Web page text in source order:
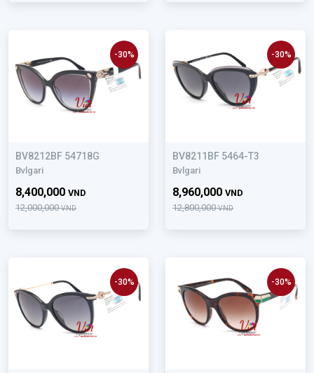
BV8212BF 54718G
Bvlgari
12,000,000VND
8,400,000 VND
-30%
BV8211BF 5464-T3
Bvlgari
12,800,000VND
8,960,000 VND
-30%
-30% -30%